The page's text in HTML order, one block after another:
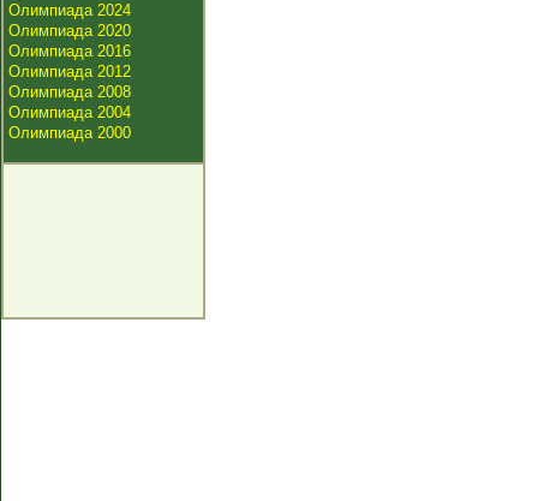
Олимпиада 2024
Олимпиада 2020
Олимпиада 2016
Олимпиада 2012
Олимпиада 2008
Олимпиада 2004
Олимпиада 2000